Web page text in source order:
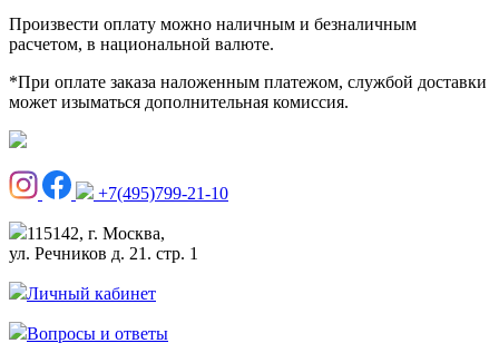
Произвести оплату можно наличным и безналичным
расчетом, в национальной валюте.
*При оплате заказа наложенным платежом, службой доставки
может изыматься дополнительная комиссия.
+7(495)799-21-10
115142, г. Москва,
ул. Речников д. 21. стр. 1
Личный кабинет
Вопросы и ответы